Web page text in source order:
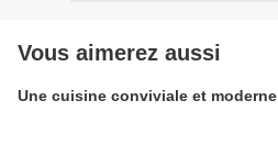
Vous aimerez aussi
Une cuisine conviviale et moderne